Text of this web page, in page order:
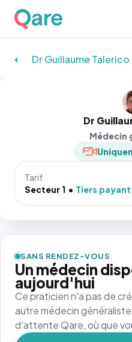
Dr Guillaume Talerico
Dr
Médecin
Tarif
Secteur 1
Tiers payant
SANS RENDEZ-VOUS
Un médecin
aujourd'hui
Ce praticien n'a pas de
autre médecin
d'attente Qare, où que